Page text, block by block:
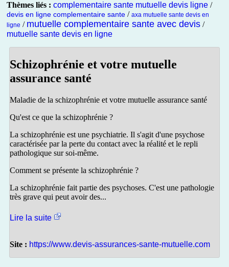
Thèmes liés : complementaire sante mutuelle devis ligne /
devis en ligne complementaire sante / axa mutuelle sante devis en
ligne / mutuelle complementaire sante avec devis /
mutuelle sante devis en ligne
Schizophrénie et votre mutuelle
assurance santé
Maladie de la schizophrénie et votre mutuelle assurance santé
Qu'est ce que la schizophrénie ?
La schizophrénie est une psychiatrie. Il s'agit d'une psychose
caractérisée par la perte du contact avec la réalité et le repli
pathologique sur soi-même.
Comment se présente la schizophrénie ?
La schizophrénie fait partie des psychoses. C'est une pathologie
très grave qui peut avoir des...
Lire la suite
Site : https://www.devis-assurances-sante-mutuelle.com